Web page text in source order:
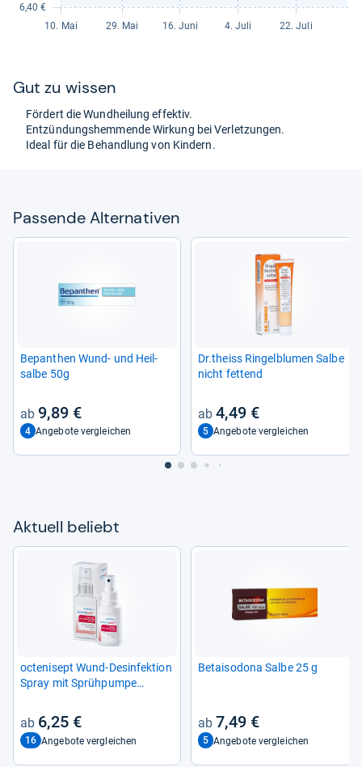
Gut zu wis­sen
För­dert die Wund­hei­lung effek­tiv.
Ent­zün­dungs­hem­mende Wir­kung bei Ver­let­zun­gen.
Ideal für die Behand­lung von Kin­dern.
Pas­sende Alter­na­ti­ven
Bepan­then Wund-​ und Heil­
salbe 50g
9,89 €
4 Angebote vergleichen
Dr.theiss Rin­gel­blu­men Salbe
nicht fet­tend
4,49 €
5 Angebote vergleichen
Aktu­ell beliebt
octe­ni­sept Wund-​Des­in­fek­tion
Spray mit Sprüh­pumpe
6,25 €
16 Angebote vergleichen
Betais­odona Salbe 25 g
7,49 €
5 Angebote vergleichen